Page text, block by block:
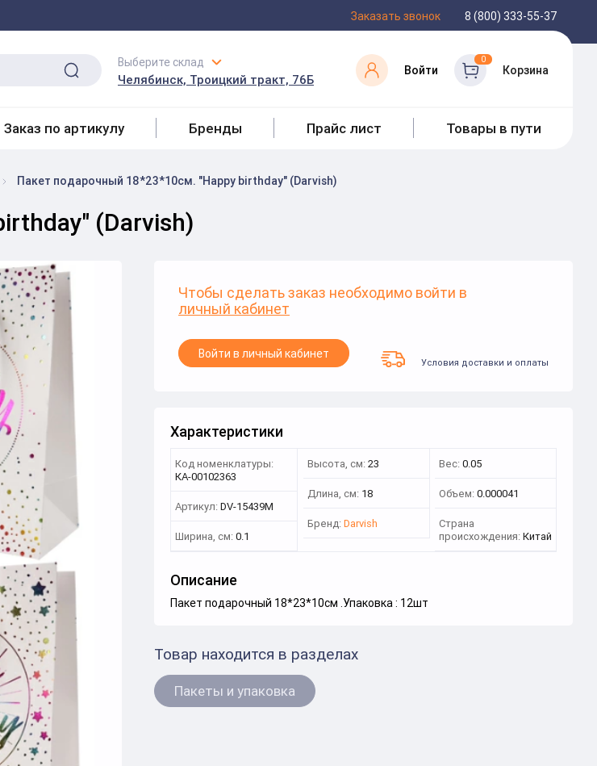
Заказать звонок 8 (800) 333-55-37
Выберите склад
Челябинск, Троицкий тракт, 76Б
Войти
0
Корзина
Заказ по артикулу Бренды Прайс лист Товары в пути
Пакет подарочный 18*23*10см. "Happy birthday" (Darvish)
(Darvish)
Чтобы сделать заказ необходимо войти в
личный кабинет
Войти в личный кабинет
Условия доставки и оплаты
Характеристики
Код номенклатуры:
КА-00102363
Артикул: DV-15439M
Ширина, см: 0.1
Высота, см: 23
Длина, см: 18
Бренд: Darvish
Вес: 0.05
Объем: 0.000041
Страна
происхождения: Китай
Описание
Пакет подарочный 18*23*10см .Упаковка : 12шт
Товар находится в разделах
Пакеты и упаковка